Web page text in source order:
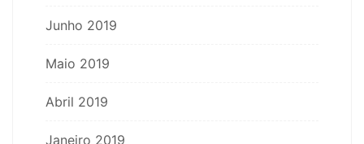
Junho 2019
Maio 2019
Abril 2019
Janeiro 2019